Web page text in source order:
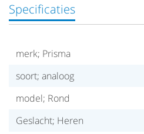
Specificaties
merk; Prisma
soort; analoog
model; Rond
Geslacht; Heren